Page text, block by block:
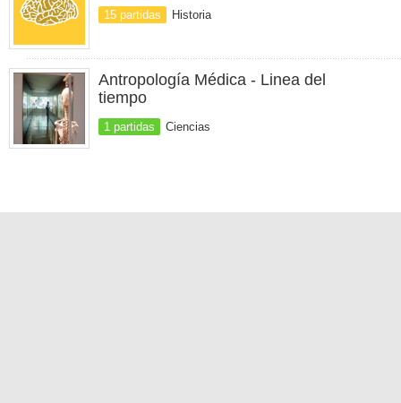
15 partidas Historia
Antropología Médica - Linea del
tiempo
1 partidas Ciencias